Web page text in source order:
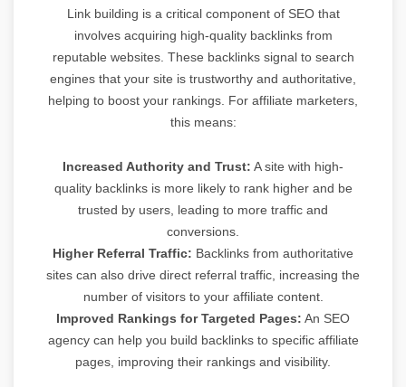
Link building is a critical component of SEO that
involves acquiring high-quality backlinks from
reputable websites. These backlinks signal to search
engines that your site is trustworthy and authoritative,
helping to boost your rankings. For affiliate marketers,
this means:
Increased Authority and Trust: A site with high-
quality backlinks is more likely to rank higher and be
trusted by users, leading to more traffic and
conversions.
Higher Referral Traffic: Backlinks from authoritative
sites can also drive direct referral traffic, increasing the
number of visitors to your affiliate content.
Improved Rankings for Targeted Pages: An SEO
agency can help you build backlinks to specific affiliate
pages, improving their rankings and visibility.